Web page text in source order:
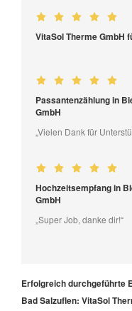
VitaSol Therme GmbH
Passantenzählung in
GmbH
„Vielen Dank für
Hochzeitsempfang in
GmbH
„Super Job, danke dir!“
Erfolgreich durchgeführte
Bad Salzuflen: VitaSol